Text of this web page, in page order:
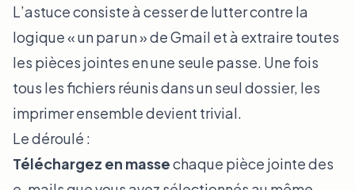
L’astuce consiste à cesser de lutter contre la
logique « un par un » de Gmail et à extraire toutes
les pièces jointes en une seule passe. Une fois
tous les fichiers réunis dans un seul dossier, les
imprimer ensemble devient trivial.
Le déroulé :
Téléchargez en massechaque pièce jointe des